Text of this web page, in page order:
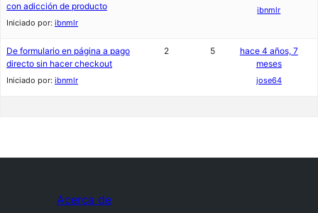
con adicción de producto
Iniciado por: ibnmlr
ibnmlr
De formulario en página a pago
directo sin hacer checkout
Iniciado por: ibnmlr
2 5
hace 4 años, 7
meses
jose64
Acerca de